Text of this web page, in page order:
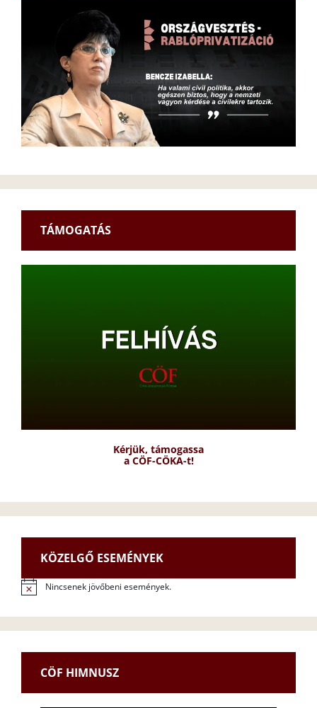
TÁMOGATÁS
Kérjük, támogassa
a CÖF-CÖKA-t!
KÖZELGŐ ESEMÉNYEK
N
t
Nincsenek jövőbeni események.
CÖF HIMNUSZ